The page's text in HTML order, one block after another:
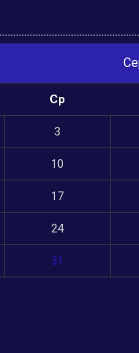
Ср
3
10
17
24
31